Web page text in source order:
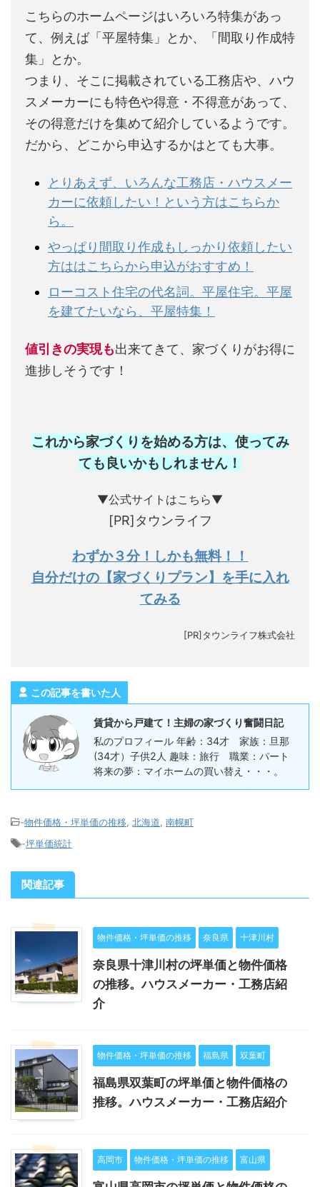
こちらのホームページはいろいろ特集があっ
て、例えば「平屋特集」とか、「間取り作成特
集」とか。
つまり、そこに掲載されている工務店や、ハウ
スメーカーにも特色や得意・不得意があって、
その得意だけを集めて紹介しているようです。
だから、どこから申込するかはとても大事。
とりあえず、いろんな工務店・ハウスメー
カーに依頼したい！という方はこちらか
ら。
やっぱり間取り作成もしっかり依頼したい
方ははこちらから申込がおすすめ！
ローコスト住宅の代名詞。平屋住宅。平屋
を建てたいなら、平屋特集！
値引きの実現も出来てきて、家づくりがお得に
進捗しそうです！
これから家づくりを始める方は、使ってみ
ても良いかもしれません ！
▼公式サイトはこちら▼
[PR]タウンライフ
わずか３分！しかも無料！！
自分だけの【家づくりプラン】を手に入れ
てみる
[PR]タウンライフ株式会社
この記事を書いた人
賃貸から戸建て！主婦の家づくり奮闘日記
私のプロフィール 年齢：34才 家族：旦那
(34才）子供2人 趣味：旅行 職業：パート
将来の夢：マイホームの買い替え・・・。
-物件価格・坪単価の推移 北海道 南幌町
-坪単価統計
関連記事
物件価格・坪単価の推移 奈良県 十津川村
奈良県十津川村の坪単価と物件価格
の推移。ハウスメーカー・工務店紹
介
物件価格・坪単価の推移 福島県 双葉町
福島県双葉町の坪単価と物件価格の
推移。ハウスメーカー・工務店紹介
高岡市 物件価格・坪単価の推移 富山県